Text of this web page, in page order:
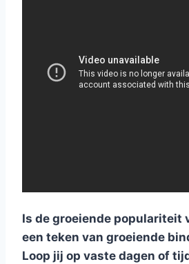
Is de groeiende populariteit
een teken van groeiende
Loop jij op vaste dagen of